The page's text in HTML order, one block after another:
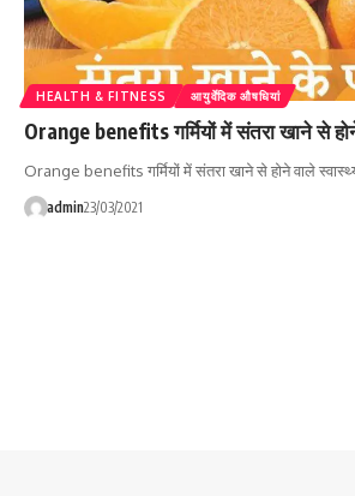
HEALTH & FITNESS आयुर्वेदिक औषधियां
Orange benefits गर्मियों में संतरा खाने से
Orange benefits गर्मियों में संतरा खाने से होने वाले
admin23/03/2021